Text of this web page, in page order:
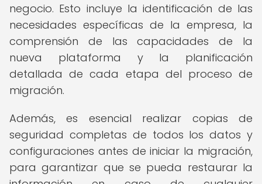
negocio. Esto incluye la identificación de las
necesidades específicas de la empresa, la
comprensión de las capacidades de la
nueva plataforma y la planificación
detallada de cada etapa del proceso de
migración.
Además, es esencial realizar copias de
seguridad completas de todos los datos y
configuraciones antes de iniciar la migración,
para garantizar que se pueda restaurar la